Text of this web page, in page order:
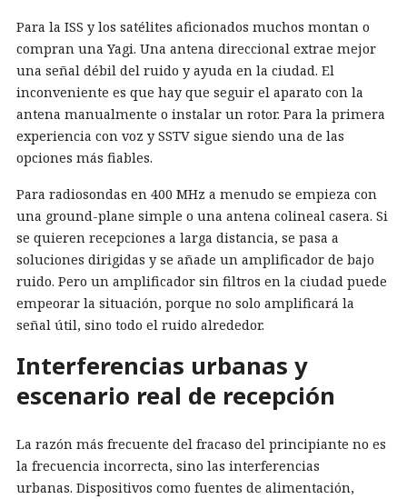
Para la ISS y los satélites aficionados muchos montan o
compran una Yagi. Una antena direccional extrae mejor
una señal débil del ruido y ayuda en la ciudad. El
inconveniente es que hay que seguir el aparato con la
antena manualmente o instalar un rotor. Para la primera
experiencia con voz y SSTV sigue siendo una de las
opciones más fiables.
Para radiosondas en 400 MHz a menudo se empieza con
una ground-plane simple o una antena colineal casera. Si
se quieren recepciones a larga distancia, se pasa a
soluciones dirigidas y se añade un amplificador de bajo
ruido. Pero un amplificador sin filtros en la ciudad puede
empeorar la situación, porque no solo amplificará la
señal útil, sino todo el ruido alrededor.
Interferencias urbanas y
escenario real de recepción
La razón más frecuente del fracaso del principiante no es
la frecuencia incorrecta, sino las interferencias
urbanas. Dispositivos como fuentes de alimentación,